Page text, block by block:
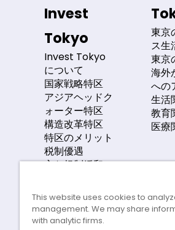
Invest
Tokyo
Invest Tokyo
について
国家戦略特区
アジアヘッドク
ォーター特区
構造改革特区
特区のメリット
税制優遇
主な規制緩和
実績
これまでの経緯
と取組
東京
ス生
東京
海外
への
生活
教育
医療
This website uses cookies to
management. We may share
with analytic firms.